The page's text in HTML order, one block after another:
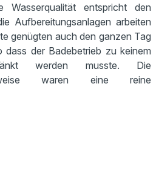
Wasserqualität entspricht den
Aufbereitungsanlagen arbeiten
genügten auch den ganzen Tag
dass der Badebetrieb zu keinem
werden musste. Die
waren eine reine